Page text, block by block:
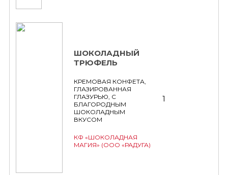
ШОКОЛАДНЫЙ
ТРЮФЕЛЬ
КРЕМОВАЯ КОНФЕТА,
ГЛАЗИРОВАННАЯ
ГЛАЗУРЬЮ, С
БЛАГОРОДНЫМ
ШОКОЛАДНЫМ
ВКУСОМ
КФ «ШОКОЛАДНАЯ
МАГИЯ» (ООО «РАДУГА)
1